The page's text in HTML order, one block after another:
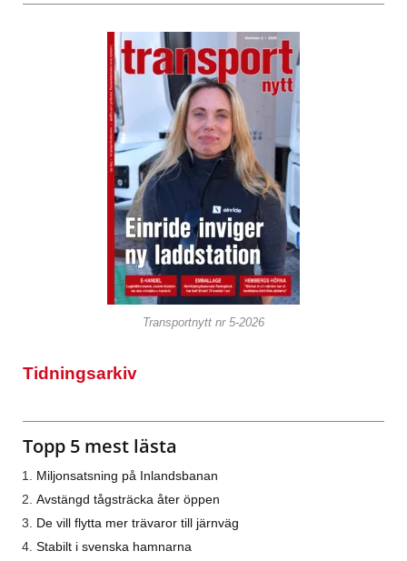
Transportnytt nr 5-2026
Tidningsarkiv
Topp 5 mest lästa
Miljonsatsning på Inlandsbanan
Avstängd tågsträcka åter öppen
De vill flytta mer trävaror till järnväg
Stabilt i svenska hamnarna